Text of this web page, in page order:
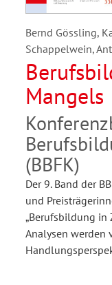
Bernd Gössling,
Schappelwein,
Mangels
(BBFK)
Der 9. Band der
und
„Berufsbildung in
Analysen werden